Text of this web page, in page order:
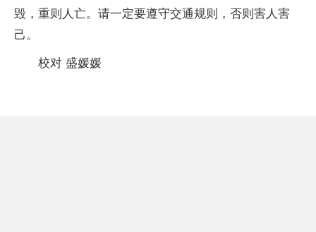
毁，重则人亡。请一定要遵守交通规则，否则害人害
己。
校对 盛媛媛